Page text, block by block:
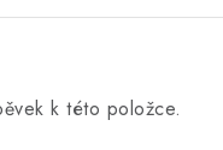
k této položce.